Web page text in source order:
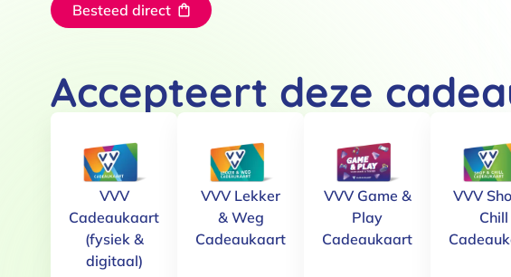
Besteed direct
Accepteert deze
VVV
Cadeaukaart
(fysiek &
digitaal)
VVV Lekker
& Weg
Cadeaukaart
VVV Game &
Play
Cadeaukaart
VVV
Chill